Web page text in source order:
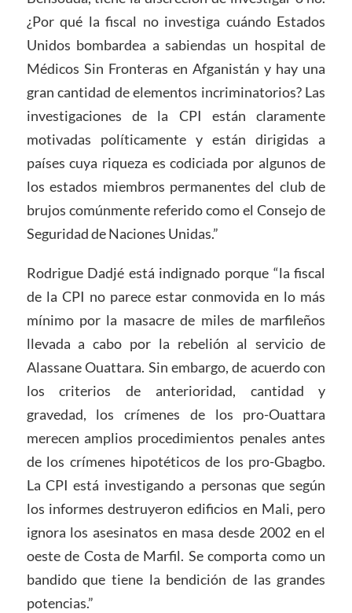
¿Por qué la fiscal no investiga cuándo Estados
Unidos bombardea a sabiendas un hospital de
Médicos Sin Fronteras en Afganistán y hay una
gran cantidad de elementos incriminatorios? Las
investigaciones de la CPI están claramente
motivadas políticamente y están dirigidas a
países cuya riqueza es codiciada por algunos de
los estados miembros permanentes del club de
brujos comúnmente referido como el Consejo de
Seguridad de Naciones Unidas.”
Rodrigue Dadjé está indignado porque “la fiscal
de la CPI no parece estar conmovida en lo más
mínimo por la masacre de miles de marfileños
llevada a cabo por la rebelión al servicio de
Alassane Ouattara. Sin embargo, de acuerdo con
los criterios de anterioridad, cantidad y
gravedad, los crímenes de los pro-Ouattara
merecen amplios procedimientos penales antes
de los crímenes hipotéticos de los pro-Gbagbo.
La CPI está investigando a personas que según
los informes destruyeron edificios en Mali, pero
ignora los asesinatos en masa desde 2002 en el
oeste de Costa de Marfil. Se comporta como un
bandido que tiene la bendición de las grandes
potencias.”